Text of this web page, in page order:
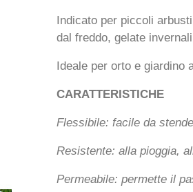
Indicato per piccoli
dal freddo, gelate
Ideale per orto e giardino
CARATTERISTICHE
Flessibile: facile da
Resistente: alla pioggia,
Permeabile: permette il